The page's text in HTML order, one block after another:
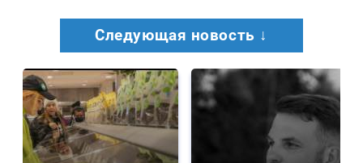
Следующая новость ↓